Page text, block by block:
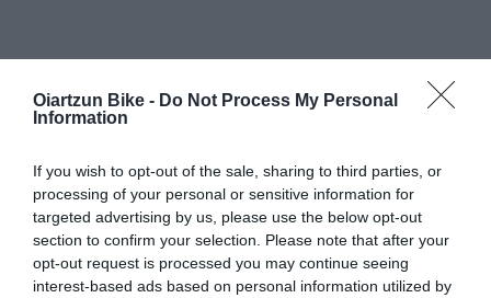
Oiartzun Bike - Do Not Process My Personal
Information
If you wish to opt-out of the sale, sharing to third parties, or
processing of your personal or sensitive information for
targeted advertising by us, please use the below opt-out
section to confirm your selection. Please note that after your
opt-out request is processed you may continue seeing
interest-based ads based on personal information utilized by
PRODUCTOS MÁS VISTOS COMPRADOS JUNTOS
-43,75% -35,29%